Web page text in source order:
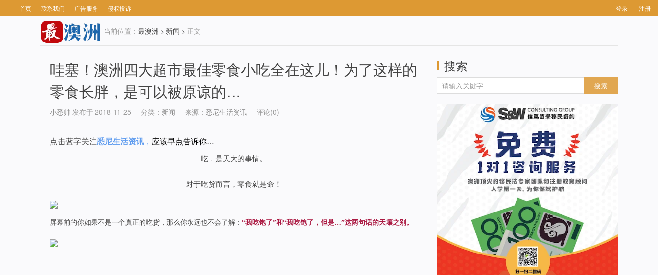
首页 联系我们 广告服务 侵权投诉 登录 注册
当前位置： 最澳洲 > 新闻 > 正文
哇塞！澳洲四大超市最佳零食小吃全在这儿！为了这样的
零食长胖，是可以被原谅的…
小悉帅 发布于 2018-11-25 分类： 新闻 来源： 悉尼生活资讯 评论(0)
点击蓝字关注悉尼生活资讯 ， 应该早点告诉你…
吃，是天大的事情。
对于吃货而言，零食就是命！
屏幕前的你如果不是一个真正的吃货，那么你永远也不会了解： “我吃饱了”和“我吃饱了，但是…”这两句话的天壤之别。
搜索